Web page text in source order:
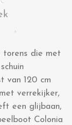
torens die met
van 120 cm
verrekijker,
een glijbaan,
Colonia